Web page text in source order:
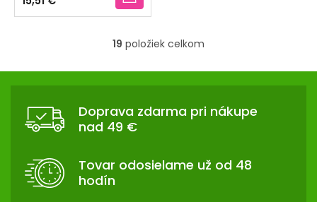
O
l
d
i
e
19 položiek celkom
Z
Doprava zdarma pri nákupe
nad 49 €
Tovar odosielame už od 48
hodín